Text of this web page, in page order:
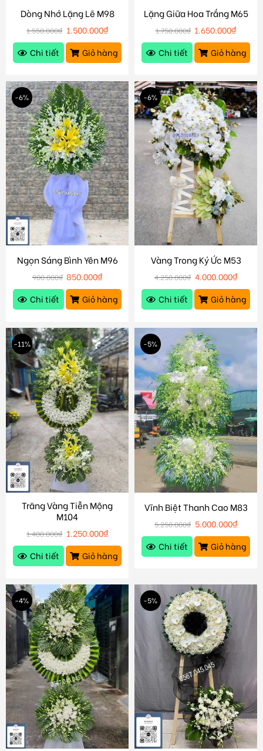
Dòng Nhớ Lặng Lẽ M98
1.550.000₫ 1.500.000₫
Chi tiết
Giỏ hàng
Lặng Giữa Hoa Trắng M65
1.750.000₫ 1.650.000₫
Chi tiết
Giỏ hàng
-6%
Ngọn Sáng Bình Yên M96
900.000₫ 850.000₫
Chi tiết
Giỏ hàng
-6%
Vàng Trong Ký Ức M53
4.250.000₫ 4.000.000₫
Chi tiết
Giỏ hàng
-11%
Trăng Vàng Tiễn Mộng
M104
1.400.000₫ 1.250.000₫
Chi tiết
Giỏ hàng
-5%
Vĩnh Biệt Thanh Cao M83
5.250.000₫ 5.000.000₫
Chi tiết
Giỏ hàng
-4% -5%